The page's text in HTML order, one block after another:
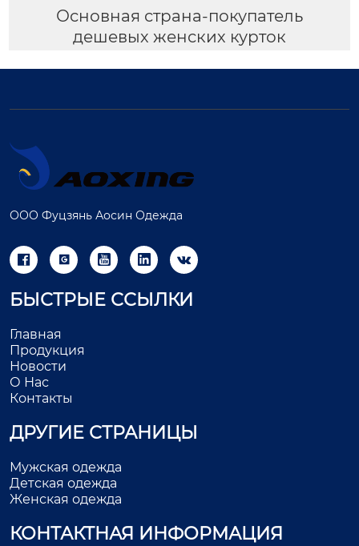
Основная страна-покупатель
дешевых женских курток
ООО Фуцзянь Аосин Одежда
    
БЫСТРЫЕ ССЫЛКИ
Главная
Продукция
Новости
О Нас
Контакты
ДРУГИЕ СТРАНИЦЫ
Мужская одежда
Детская одежда
Женская одежда
КОНТАКТНАЯ ИНФОРМАЦИЯ